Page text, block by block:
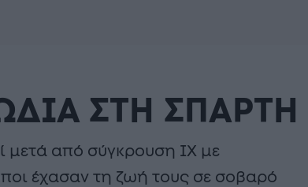
ΣΤΗ ΣΠΑΡΤΗ
μετά από σύγκρουση ΙΧ με
έχασαν τη ζωή τους σε σοβαρό